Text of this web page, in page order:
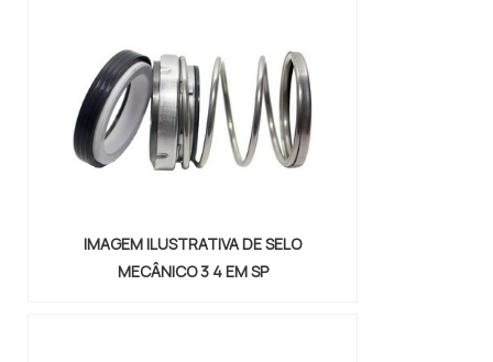
exemplo, deve ser compatíveis com
o tipo de selo mecânico
selecionado. O selo mecânico M32 é
e...
IMAGEM ILUSTRATIVA DE SELO
MECÂNICO 3 4 EM SP